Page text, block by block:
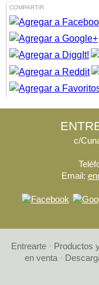
COMPARTIR
c/
Email:
Entrearte· Productos
en venta·